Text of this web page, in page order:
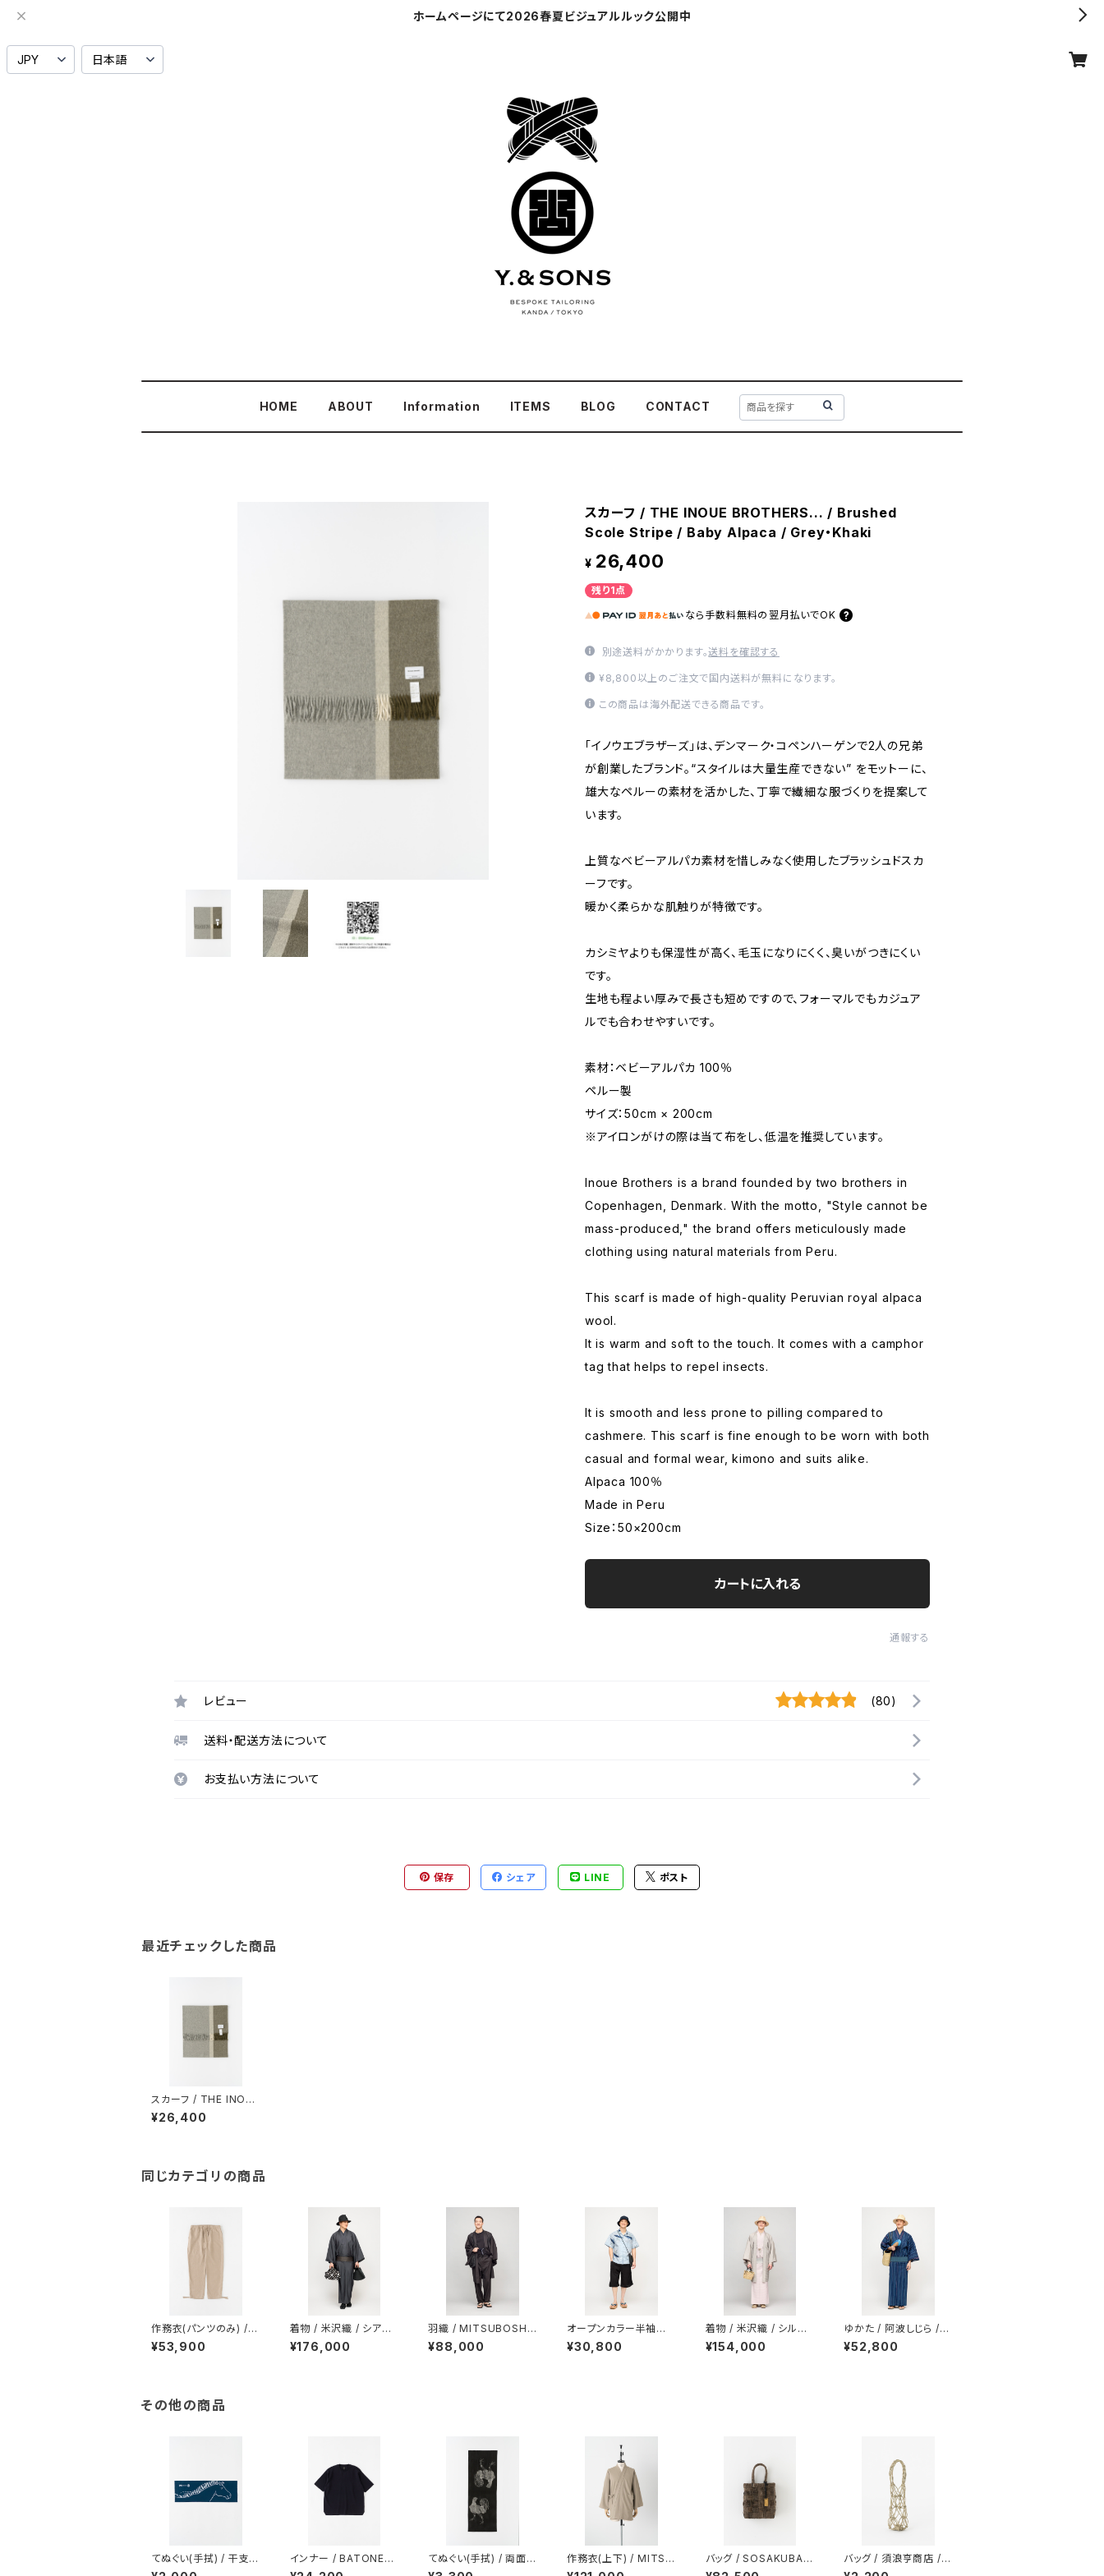
ホームページにて2026春夏ビジュアルルック公開中
HOME ABOUT Information ITEMS BLOG CONTACT
スカーフ / THE INOUE BROTHERS... / Brushed
Scole Stripe / Baby Alpaca / Grey・Khaki
¥ 26,400
残り1点
なら 手数料無料の 翌月払いでOK
別途送料がかかります。送料を確認する
¥8,800以上のご注文で国内送料が無料になります。
この商品は海外配送できる商品です。
「イノウエブラザーズ」は、デンマーク・コペンハーゲンで2人の兄弟
が創業したブランド。“スタイルは大量生産できない” をモットーに、
雄大なペルーの素材を活かした、丁寧で繊細な服づくりを提案して
います。
上質なベビーアルパカ素材を惜しみなく使用したブラッシュドスカ
ーフです。
暖かく柔らかな肌触りが特徴です。
カシミヤよりも保湿性が高く、毛玉になりにくく、臭いがつきにくい
です。
生地も程よい厚みで長さも短めですので、フォーマルでもカジュア
ルでも合わせやすいです。
素材：ベビーアルパカ 100％
ペルー製
サイズ：50cm × 200cm
※アイロンがけの際は当て布をし、低温を推奨しています。
Inoue Brothers is a brand founded by two brothers in
Copenhagen, Denmark. With the motto, "Style cannot be
mass-produced," the brand offers meticulously made
clothing using natural materials from Peru.
This scarf is made of high-quality Peruvian royal alpaca
wool.
It is warm and soft to the touch. It comes with a camphor
tag that helps to repel insects.
It is smooth and less prone to pilling compared to
cashmere. This scarf is fine enough to be worn with both
casual and formal wear, kimono and suits alike.
Alpaca 100％
Made in Peru
Size：50×200cm
カートに入れる
通報する
レビュー (80)
送料・配送方法について
お支払い方法について
保存 シェア LINE ポスト
最近チェックした商品
スカーフ / THE INOU
E BROTHERS... / Bru
shed Scole Stripe /
¥26,400
同じカテゴリの商品
作務衣(パンツのみ) / リ
ネンラミー / からみ織 /
BEIGE
¥53,900
着物 / 米沢織 / シアー
ヘリンボーン / CHARC
OAL（With tailoring）
¥176,000
羽織 / MITSUBOSHI /
Super 140's wool /
平織強撚 / CHARCOA
¥88,000
オープンカラー半袖シャ
ツ / 型染め / 伊藤若冲
/ 鯨 / LIGHT BLUE
¥30,800
着物 / 米沢織 / シルク
シアサッカー / 平織サテ
ン / ASH PINK（With t
¥154,000
ゆかた / 阿波しじら /
滝縞 / NAVY
¥52,800
その他の商品
てぬぐい(手拭) / 干支手
ぬぐい / 馬 / 午年 / NA
インナー / BATONER
/ SMOOTH-KNIT T-
てぬぐい(手拭) / 両面染
め / 伊藤若冲 / 軍鶏 /
作務衣(上下) / MITSU
BOSHI / Super 140's
バッグ / SOSAKUBAG
/ tiny(タイニー) / 栗 /
バッグ / 須浪亨商店 /
びんかご / 小